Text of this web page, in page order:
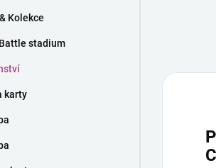
Kolekce
stadium
karty